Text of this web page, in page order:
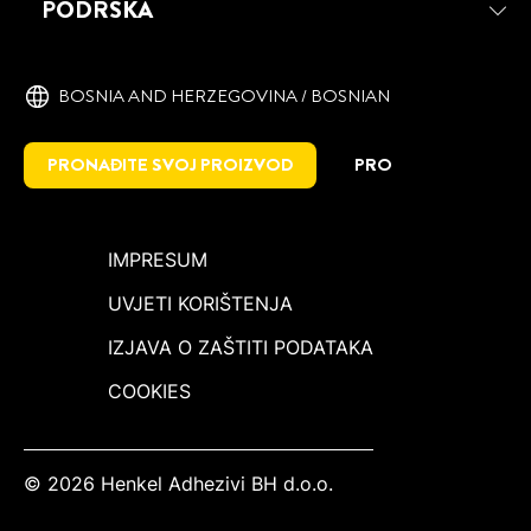
PODRŠKA
BOSNIA AND HERZEGOVINA / BOSNIAN
PRONAĐITE SVOJ PROIZVOD PRO
IMPRESUM
UVJETI KORIŠTENJA
IZJAVA O ZAŠTITI PODATAKA
COOKIES
© 2026 Henkel Adhezivi BH d.o.o.